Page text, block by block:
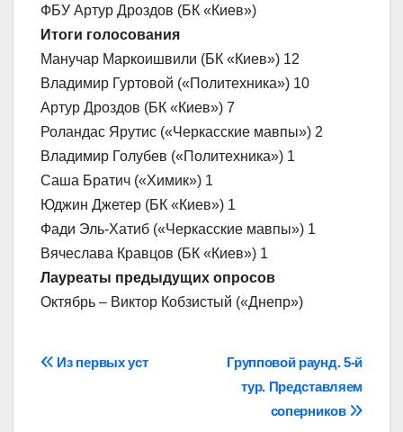
ФБУ Артур Дроздов (БК «Киев»)
Итоги голосования
Манучар Маркоишвили (БК «Киев») 12
Владимир Гуртовой («Политехника») 10
Артур Дроздов (БК «Киев») 7
Роландас Ярутис («Черкасские мавпы») 2
Владимир Голубев («Политехника») 1
Саша Братич («Химик») 1
Юджин Джетер (БК «Киев») 1
Фади Эль-Хатиб («Черкасские мавпы») 1
Вячеслава Кравцов (БК «Киев») 1
Лауреаты предыдущих опросов
Октябрь – Виктор Кобзистый («Днепр»)
Навігація
Групповой раунд. 5-й
тур. Представляем
соперников
Из первых уст